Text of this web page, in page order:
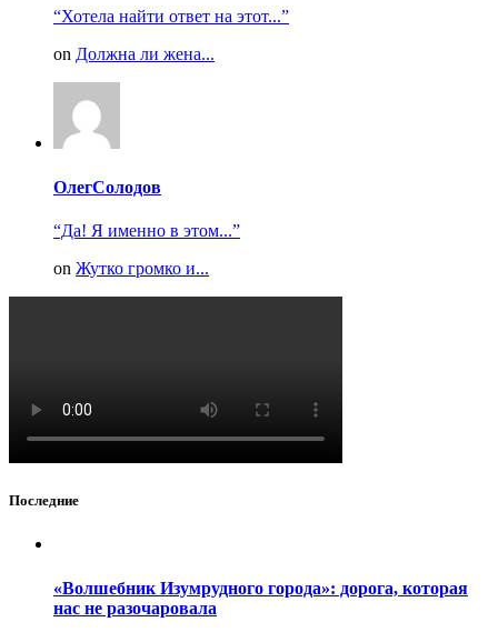
“Хотела найти ответ на этот...”
on Должна ли жена...
ОлегСолодов
“Да! Я именно в этом...”
on Жутко громко и...
Последние
«Волшебник Изумрудного города»: дорога, которая
нас не разочаровала